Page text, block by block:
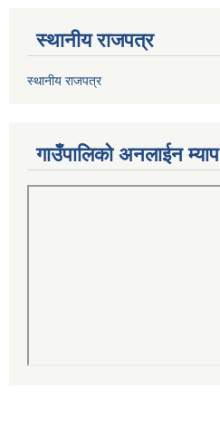
स्थानीय राजपत्र
स्थानीय राजपत्र
गाउँपालिको अनलाईन म्याप